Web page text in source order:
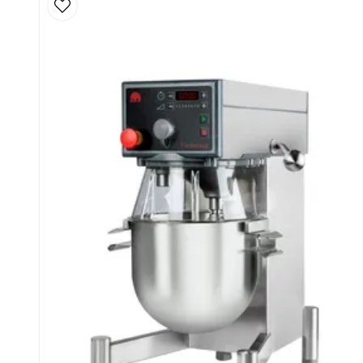
Robust verktygspaket i rostfritt stål: visp, krok,
Ergonomisk kittelvagn
Kapacitet (typiska mängder beroende på produkt)
Luftig vispning (äggvitor, grädde): upp till ca 2–5
Mjuka smeter och röror (t.ex. majonnäs,
Kakor, muffins och tårtbottnar: ca 5–14 kg
Glasyrer och frosting: ca 14–16 kg
Köttfärs, köttbullssmet: ca 10–15 kg
Pasta- och nudeldegar (50 % AR): ca 12–12,5
Maskinen är optimerad för små till medelstora
viktigast.